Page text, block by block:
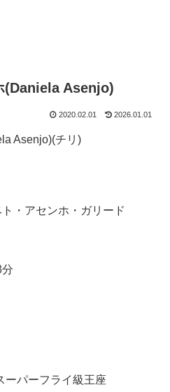
(Daniela Asenjo)
2020.02.01 2026.01.01
Asenjo)(チリ)
・アセンホ・ガリード
ーパーフライ級王座